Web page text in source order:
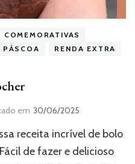
COMEMORATIVAS
PÁSCOA
RENDA EXTRA
em 30/06/2025
receita incrível de bolo
de fazer e delicioso